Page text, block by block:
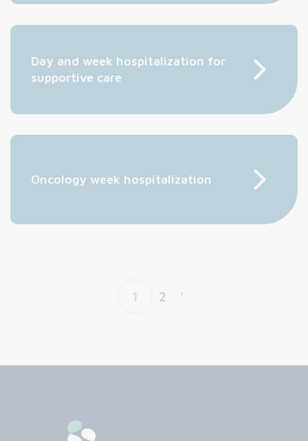
Day and week hospitalization for
supportive care
Oncology week hospitalization
1 2 '